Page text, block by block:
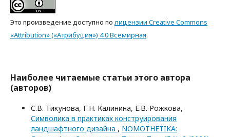
Это произведение доступно по лицензии Creative Commons
«Attribution» («Атрибуция») 4.0 Всемирная.
Наиболее читаемые статьи этого автора
(авторов)
С.В. Тикунова, Г.Н. Калинина, Е.В. Рожкова,
Символика в практиках конструирования
ландшафтного дизайна , NOMOTHETIKA: